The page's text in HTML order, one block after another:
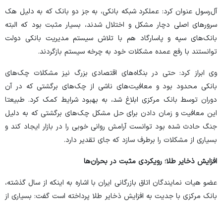
آل‌رسول عنوان کرد: عملکرد شبکه بانکی، به جز دو بانک که به دلیل هک
سرور‌های اصلی دچار مشکل و اختلال شدند، بسیار مثبت بود که البته
بانک‌های سپه و پاسارگاد هم با تلاش سیستم مدیریت بانکی دولت
توانستند با رفع عمده مشکلات خود به چرخه سیستم بازگردند.
وی ابراز کرد: حتی در بنگاه‌های اقتصادی بزرگ نیز مشکلات چک‌های
بانکی محدود بود و معافیت‌های ناشی از چک‌های برگشتی که در آن
دوران توسط بانک مرکزی ابلاغ شد، به بهبود شرایط کمک کرد. طبیعتا
این معافیت و زمان دادن برای حل مشکل چک‌های برگشتی که به دلیل
جنگ حادث شده بود توانست آرامش روانی خوبی را در بازار ایجاد کند و
بسیاری از مشکلات را برطرف سازد که جای تقدیر دارد.
افزایش ذخایر طلا؛ رویکردی مثبت در بحران‌ها
عضو هیات نمایندگان اتاق بازرگانی ایران با اشاره به اینکه از سال گذشته،
بانک مرکزی با جدیت به افزایش ذخایر طلا پرداخته است گفت: بسیاری از